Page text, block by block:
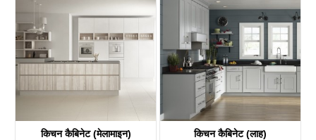
किचन कैबिनेट (मेलामाइन) किचन कैबिनेट (लाह)